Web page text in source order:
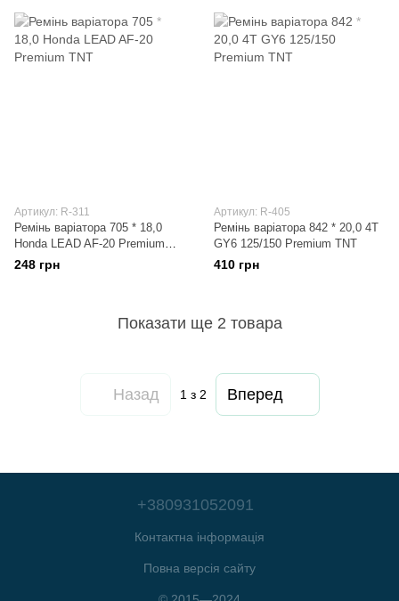
Артикул: R-311
Ремінь варіатора 705 * 18,0
Honda LEAD AF-20 Premium
TNT
248 грн
Артикул: R-405
Ремінь варіатора 842 * 20,0 4T
GY6 125/150 Premium TNT
410 грн
Показати ще 2 товара
Назад 1 з 2 Вперед
+380931052091
Контактна інформація
Повна версія сайту